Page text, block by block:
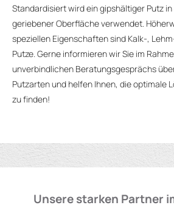
Standardisiert wird ein gipshältiger Putz
geriebener Oberfläche verwendet.
speziellen Eigenschaften sind Kalk-,
Putze. Gerne informieren wir Sie im
unverbindlichen Beratungsgesprächs
Putzarten und helfen Ihnen, die optimale
zu finden!
Unsere starken Partner